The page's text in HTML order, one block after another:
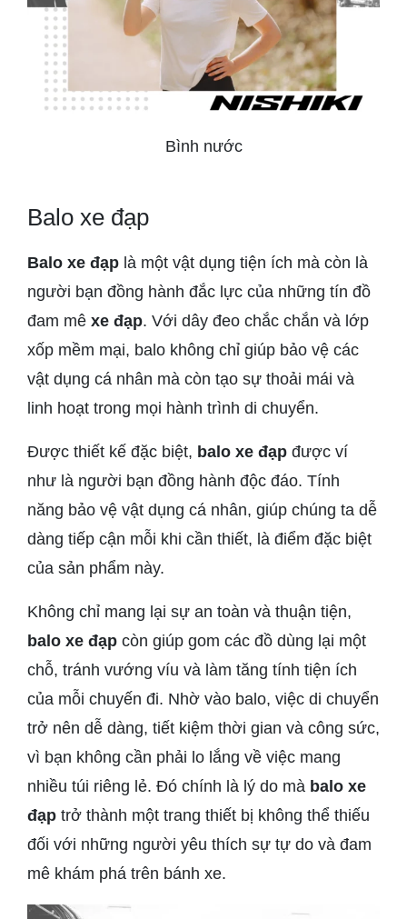
Bình nước
Balo xe đạp
Balo xe đạp là một vật dụng tiện ích mà còn là
người bạn đồng hành đắc lực của những tín đồ
đam mê xe đạp. Với dây đeo chắc chắn và lớp
xốp mềm mại, balo không chỉ giúp bảo vệ các
vật dụng cá nhân mà còn tạo sự thoải mái và
linh hoạt trong mọi hành trình di chuyển.
Được thiết kế đặc biệt, balo xe đạp được ví
như là người bạn đồng hành độc đáo. Tính
năng bảo vệ vật dụng cá nhân, giúp chúng ta dễ
dàng tiếp cận mỗi khi cần thiết, là điểm đặc biệt
của sản phẩm này.
Không chỉ mang lại sự an toàn và thuận tiện,
balo xe đạp còn giúp gom các đồ dùng lại một
chỗ, tránh vướng víu và làm tăng tính tiện ích
của mỗi chuyến đi. Nhờ vào balo, việc di chuyển
trở nên dễ dàng, tiết kiệm thời gian và công sức,
vì bạn không cần phải lo lắng về việc mang
nhiều túi riêng lẻ. Đó chính là lý do mà balo xe
đạp trở thành một trang thiết bị không thể thiếu
đối với những người yêu thích sự tự do và đam
mê khám phá trên bánh xe.